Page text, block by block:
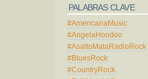
PALABRAS CLAVE
#AmericanaMusic
#AngelaHoodoo
#AsaltoMataRadioRock
#BluesRock
#CountryRock